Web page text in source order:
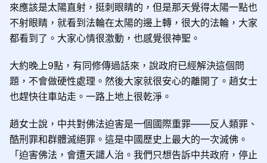
來應該是太陽直射，挺刺眼睛的，但是那天覺得太陽一點也
不射眼睛，就看到法輪在太陽的邊上轉，很大的法輪，大家
都看到了。大家心情很激動，也感覺很神聖。
大約晚上9點，有同修傳過話來，說政府已經解決這個問
題，不會做硬性處理。然後大家就很安心的離開了。趙女士
也趕快往車站走。一路上地上很乾淨。
趙女士說，中共對佛法迫害是一個國際重罪——反人類罪、
酷刑罪和群體滅絕罪。這是中國歷史上最大的一次滅佛。
「迫害佛法，會遭天譴人治。我們只想告訴中共政府，停止